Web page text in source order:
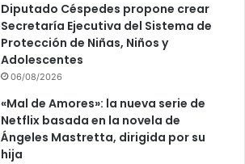
Diputado Céspedes propone crear
Secretaría Ejecutiva del Sistema de
Protección de Niñas, Niños y
Adolescentes
06/08/2026
«Mal de Amores»: la nueva serie de
Netflix basada en la novela de
Ángeles Mastretta, dirigida por su
hija